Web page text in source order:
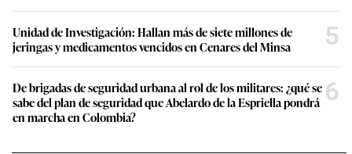
Unidad de Investigación: Hallan más de siete millones de
jeringas y medicamentos vencidos en Cenares del Minsa
5
De brigadas de seguridad urbana al rol de los militares: ¿qué se
sabe del plan de seguridad que Abelardo de la Espriella pondrá
en marcha en Colombia?
6